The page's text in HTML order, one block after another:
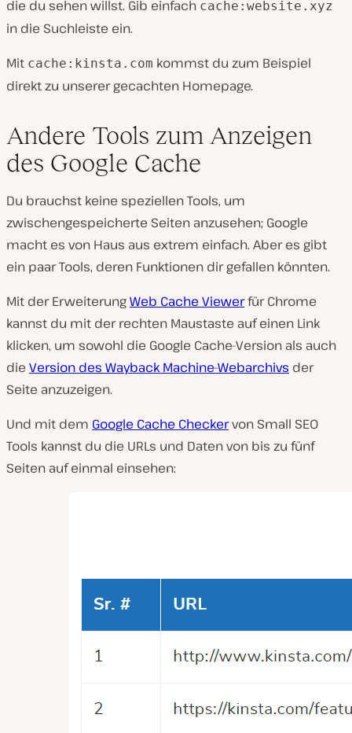
die du sehen willst. Gib einfach cache:website.xyz
in die Suchleiste ein.
Mit cache:kinsta.com kommst du zum Beispiel
direkt zu unserer gecachten Homepage.
Andere Tools zum Anzeigen
des Google Cache
Du brauchst keine speziellen Tools, um
zwischengespeicherte Seiten anzusehen; Google
macht es von Haus aus extrem einfach. Aber es gibt
ein paar Tools, deren Funktionen dir gefallen könnten.
Mit der ErweiterungWeb Cache Viewerfür Chrome
kannst du mit der rechten Maustaste auf einen Link
klicken, um sowohl die Google Cache-Version als auch
die Version des Wayback Machine-Webarchivs der
Seite anzuzeigen.
Und mit dem Google Cache Checkervon Small SEO
Tools kannst du die URLs und Daten von bis zu fünf
Seiten auf einmal einsehen: